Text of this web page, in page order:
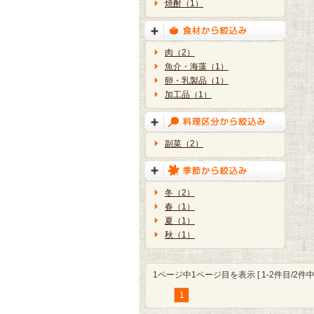
焼酎（1）
肉（2）
魚介・海藻（1）
卵・乳製品（1）
加工品（1）
副菜（2）
冬（2）
春（1）
夏（1）
秋（1）
1ページ中1ページ目を表示 [ 1-2件目/2件
1